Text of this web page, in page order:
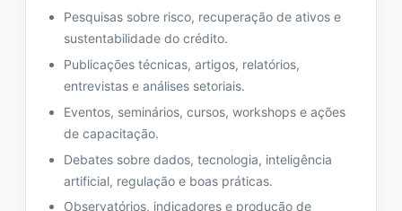
Pesquisas sobre risco, recuperação de ativos e
sustentabilidade do crédito.
Publicações técnicas, artigos, relatórios,
entrevistas e análises setoriais.
Eventos, seminários, cursos, workshops e ações
de capacitação.
Debates sobre dados, tecnologia, inteligência
artificial, regulação e boas práticas.
Observatórios, indicadores e produção de